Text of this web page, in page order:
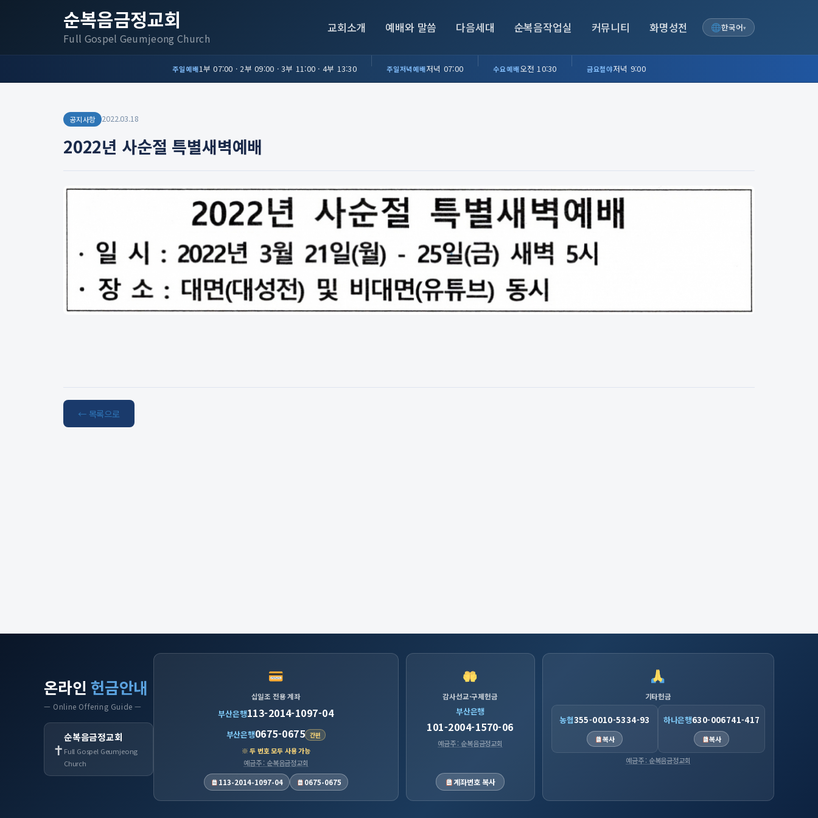
순복음금정교회
Full Gospel Geumjeong Church
교회소개 예배와 말씀 다음세대 순복음작업실 커뮤니티 화명성전 한국어▾
주일예배1부 07:00 · 2부 09:00 · 3부 11:00 · 4부 13:30 주일저녁예배저녁 07:00 수요예배오전 10:30 금요철야저녁 9:00
공지사항 2022.03.18
2022년 사순절 특별새벽예배
← 목록으로
온라인 헌금안내
— Online Offering Guide —
✝
순복음금정교회
Full Gospel Geumjeong
Church
십일조 전용 계좌
부산은행113-2014-1097-04
부산은행0675-0675 간편
※ 두 번호 모두 사용 가능
예금주 : 순복음금정교회
113-2014-1097-04
0675-0675
감사선교·구제헌금
부산은행
101-2004-1570-06
예금주 : 순복음금정교회
계좌번호 복사
기타헌금
농협355-0010-5334-93
복사
하나은행630-006741-417
복사
예금주 : 순복음금정교회